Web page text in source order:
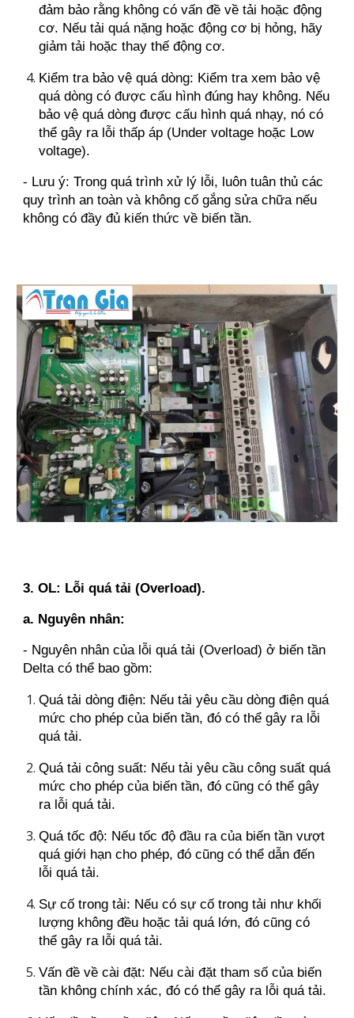
đảm bảo rằng không có vấn đề về tải hoặc động
cơ. Nếu tải quá nặng hoặc động cơ bị hỏng, hãy
giảm tải hoặc thay thế động cơ.
Kiểm tra bảo vệ quá dòng: Kiểm tra xem bảo vệ
quá dòng có được cấu hình đúng hay không. Nếu
bảo vệ quá dòng được cấu hình quá nhạy, nó có
thể gây ra lỗi thấp áp (Under voltage hoặc Low
voltage).
- Lưu ý: Trong quá trình xử lý lỗi, luôn tuân thủ các
quy trình an toàn và không cố gắng sửa chữa nếu
không có đầy đủ kiến thức về biến tần.
3. OL: Lỗi quá tải (Overload).
a. Nguyên nhân:
- Nguyên nhân của lỗi quá tải (Overload) ở biến tần
Delta có thể bao gồm:
Quá tải dòng điện: Nếu tải yêu cầu dòng điện quá
mức cho phép của biến tần, đó có thể gây ra lỗi
quá tải.
Quá tải công suất: Nếu tải yêu cầu công suất quá
mức cho phép của biến tần, đó cũng có thể gây
ra lỗi quá tải.
Quá tốc độ: Nếu tốc độ đầu ra của biến tần vượt
quá giới hạn cho phép, đó cũng có thể dẫn đến
lỗi quá tải.
Sự cố trong tải: Nếu có sự cố trong tải như khối
lượng không đều hoặc tải quá lớn, đó cũng có
thể gây ra lỗi quá tải.
Vấn đề về cài đặt: Nếu cài đặt tham số của biến
tần không chính xác, đó có thể gây ra lỗi quá tải.